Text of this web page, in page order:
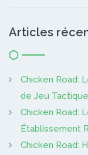
Articles
Chicken Road:
de Jeu Tactique
Chicken Road:
Établissement
Chicken Road: